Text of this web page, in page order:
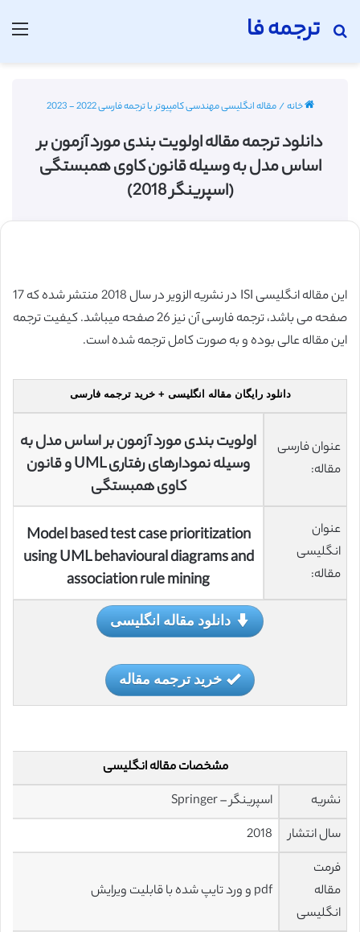
ترجمه فا
جستجو برای
خانه/مقاله انگلیسی مهندسی کامپیوتر با ترجمه فارسی 2022 - 2023
دانلود ترجمه مقاله اولویت بندی مورد آزمون بر
اساس مدل به وسیله قانون کاوی همبستگی
(اسپرینگر 2018)
این مقاله انگلیسی ISI در نشریه الزویر در سال 2018 منتشر شده که 17
صفحه می باشد، ترجمه فارسی آن نیز 26 صفحه میباشد. کیفیت ترجمه
این مقاله عالی بوده و به صورت کامل ترجمه شده است.
دانلود رایگان مقاله انگلیسی + خرید ترجمه فارسی
عنوان فارسی
مقاله:
اولویت بندی مورد آزمون بر اساس مدل به
وسیله نمودارهای رفتاری UML و قانون
کاوی همبستگی
عنوان
انگلیسی
مقاله:
Model based test case prioritization
using UML behavioural diagrams and
association rule mining
دانلود مقاله انگلیسی
خرید ترجمه مقاله
مشخصات مقاله انگلیسی
نشریه
اسپرینگر – Springer
سال انتشار
2018
فرمت
مقاله
انگلیسی
pdf و ورد تایپ شده با قابلیت ویرایش